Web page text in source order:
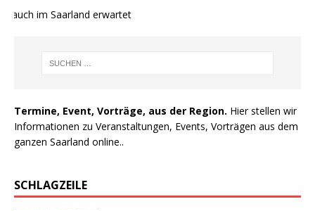
auch im Saarland erwartet
Termine, Event, Vorträge, aus der Region. Hier stellen wir
Informationen zu Veranstaltungen, Events, Vorträgen aus dem
ganzen Saarland online..
SCHLAGZEILE